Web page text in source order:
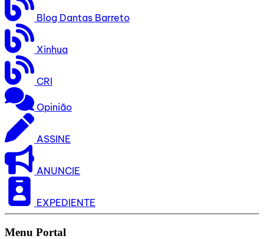
Blog Dantas Barreto
Xinhua
CRI
Opinião
ASSINE
ANUNCIE
EXPEDIENTE
Menu Portal